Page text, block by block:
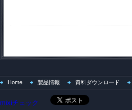
Home 製品情報 資料ダウンロード
mixiチェック